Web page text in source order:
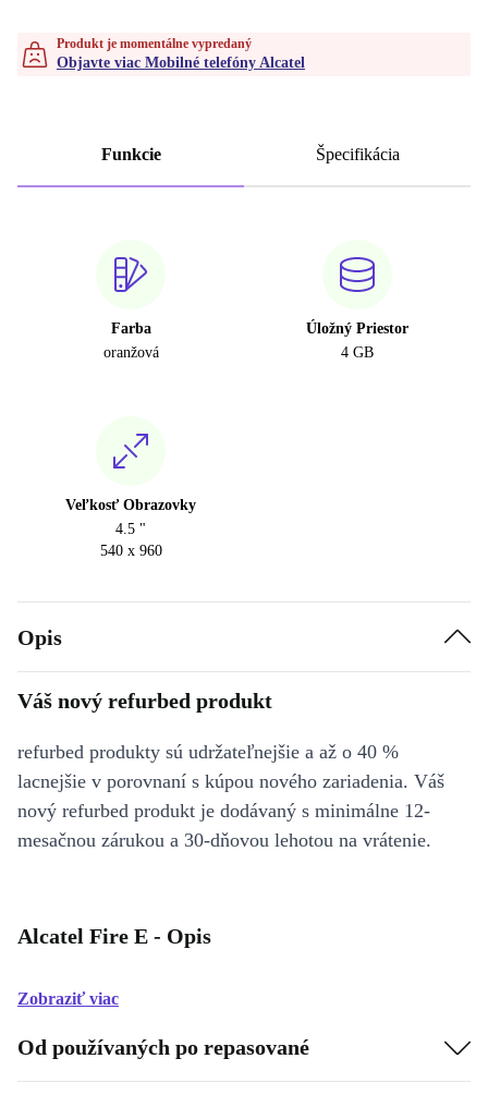
Produkt je momentálne vypredaný
Objavte viac Mobilné telefóny Alcatel
Funkcie Špecifikácia
Farba
oranžová
Úložný Priestor
4 GB
Veľkosť Obrazovky
4.5 "
540 x 960
Opis
Váš nový refurbed produkt
refurbed produkty sú udržateľnejšie a až o 40 %
lacnejšie v porovnaní s kúpou nového zariadenia. Váš
nový refurbed produkt je dodávaný s minimálne 12-
mesačnou zárukou a 30-dňovou lehotou na vrátenie.
Alcatel Fire E - Opis
Zobraziť viac
Od používaných po repasované